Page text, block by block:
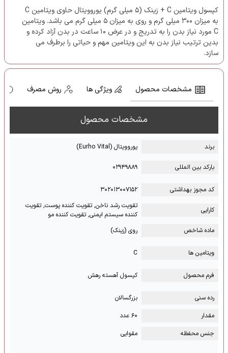
کپسول ویتامین C + زینک (۵ میلی گرم) یوروویتال حاوی ویتامین C
به میزان ۳۰۰ میلی گرم و روی به میزان ۵ میلی گرم می باشد. ویتامین
C مورد نیاز بدن را به تدریج و در عرض ۱۰ ساعت در بدن آزاد کرده و
بدین ترتیب نیاز بدن به این ویتامین مهم و حیاتی را برطرف می
سازد.
مشخصات محصول ویژگی ها روش مصرف
مشخصات محصول
برند یوروویتال (Eurho Vital)
بارکد بین المللی ۰۲۹۴۹۸۸۹
کد مجوز بهداشتی ۳۰۲۰۱۳۰۰۷۱۵۲
کارایی
تقویت رشد ناخن, تقویت کننده پوست, تقویت
کننده سیستم ایمنی, تقویت کننده مو
ماده شاخص
روی (زینک)
ویتامین ها C
فرم محصول کپسول آهسته رهش
رده سنی
بزرگسالان
مقدار
۶۰ عدد
جنس محفظه
مقوایی